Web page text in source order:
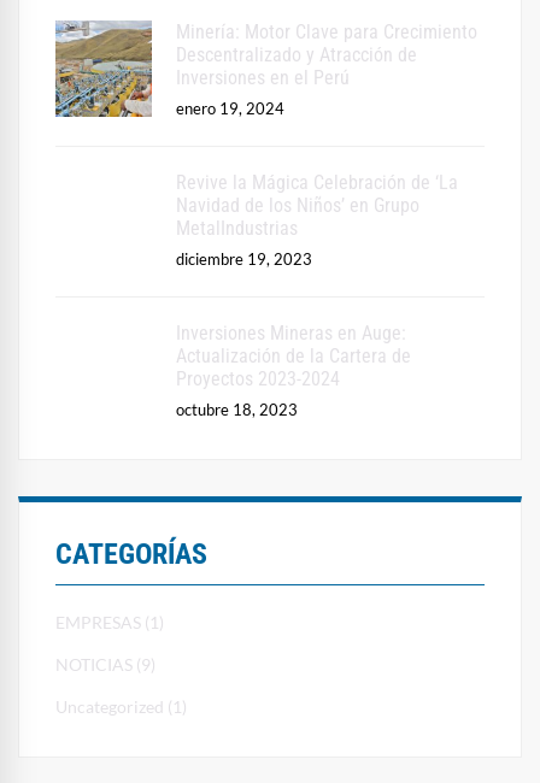
Minería: Motor Clave para Crecimiento
Descentralizado y Atracción de
Inversiones en el Perú
enero 19, 2024
Revive la Mágica Celebración de ‘La
Navidad de los Niños’ en Grupo
MetalIndustrias
diciembre 19, 2023
Inversiones Mineras en Auge:
Actualización de la Cartera de
Proyectos 2023-2024
octubre 18, 2023
CATEGORÍAS
EMPRESAS (1)
NOTICIAS (9)
Uncategorized (1)